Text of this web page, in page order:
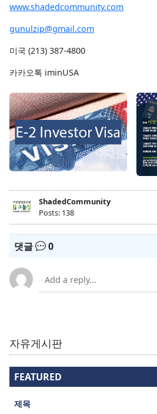
www.shadedcommunity.com
gunulzip@gmail.com
미국 (213) 387-4800
카카오톡 iminUSA
ShadedCommunity
Posts: 138
댓글 0
자유게시판
FEATURED
제목